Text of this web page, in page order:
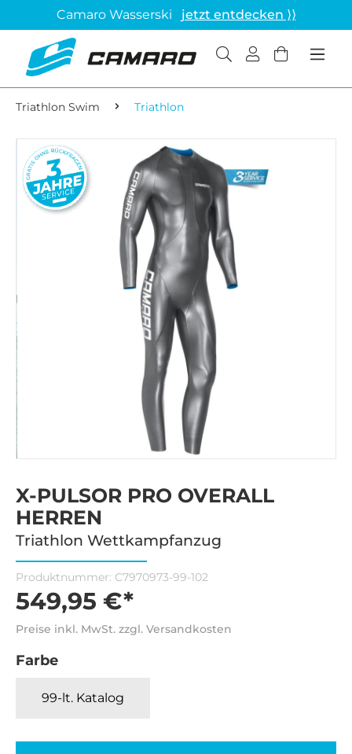
Camaro Wasserski jetzt entdecken ⟩⟩
Triathlon Swim Triathlon
X-PULSOR PRO OVERALL
HERREN
Triathlon Wettkampfanzug
Produktnummer: C7970973-99-102
549,95 €*
Preise inkl. MwSt. zzgl. Versandkosten
Farbe
99-lt. Katalog